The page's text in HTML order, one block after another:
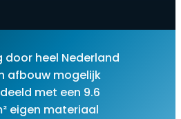
door heel Nederland
afbouw mogelijk
met een 9.6
eigen materiaal